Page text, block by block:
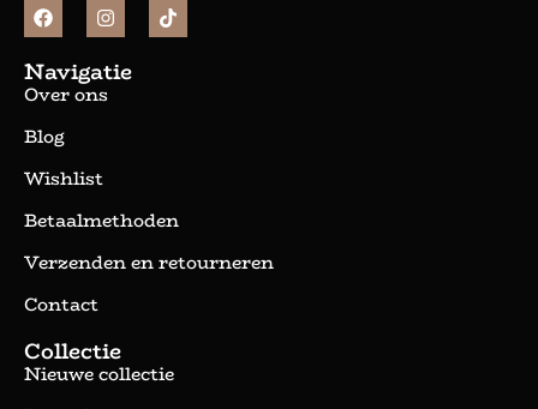
Navigatie
Over ons
Blog
Wishlist
Betaalmethoden
Verzenden en retourneren
Contact
Collectie
Nieuwe collectie